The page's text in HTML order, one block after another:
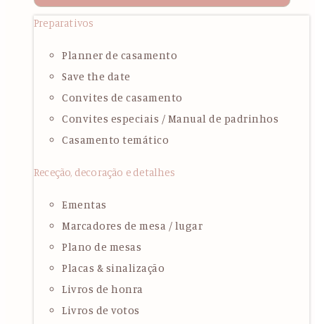
Preparativos
Planner de casamento
Save the date
Convites de casamento
Convites especiais / Manual de padrinhos
Casamento temático
Receção, decoração e detalhes
Ementas
Marcadores de mesa / lugar
Plano de mesas
Placas & sinalização
Livros de honra
Livros de votos